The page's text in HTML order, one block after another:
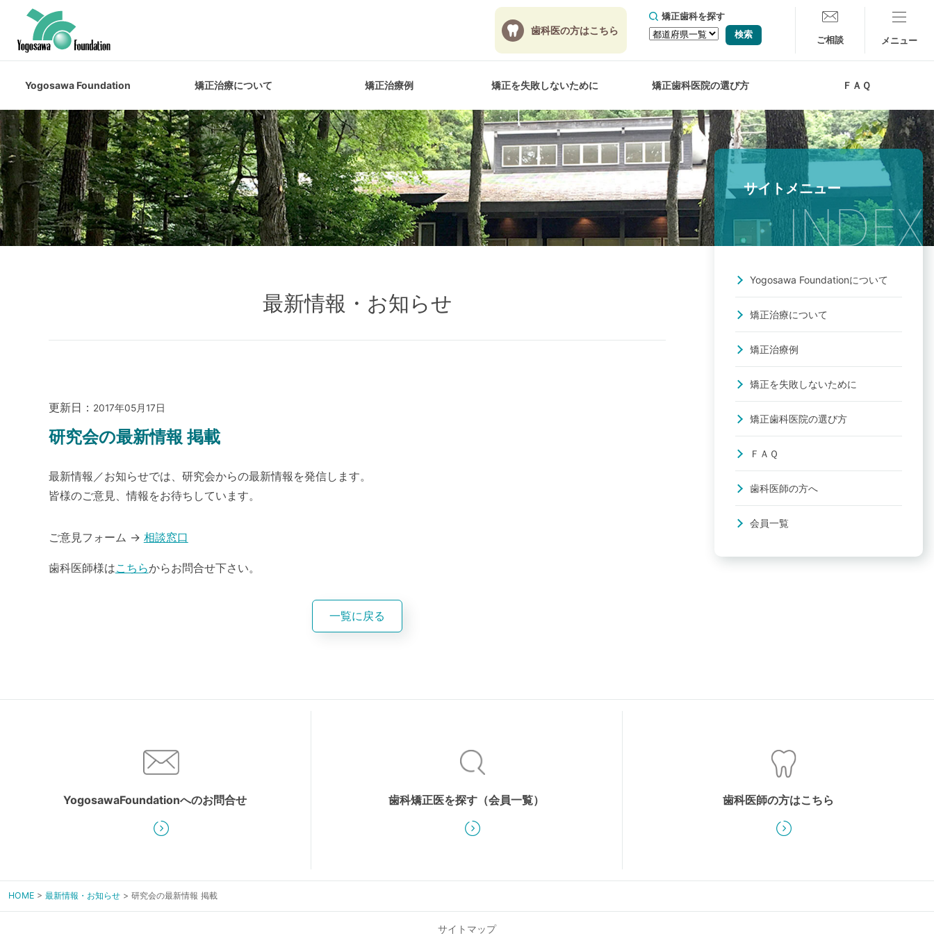
歯科医の方はこちら
矯正歯科を探す
ご相談
Yogosawa Foundation 矯正治療について 矯正治療例 矯正を失敗しないために 矯正歯科医院の選び方 ＦＡＱ
最新情報・お知らせ
更新日： 2017年05月17日
研究会の最新情報 掲載
最新情報／お知らせでは、研究会からの最新情報を発信します。
皆様のご意見、情報をお待ちしています。
ご意見フォーム → 相談窓口
歯科医師様はこちらからお問合せ下さい。
一覧に戻る
サイトメニュー
Yogosawa Foundationについて
矯正治療について
矯正治療例
矯正を失敗しないために
矯正歯科医院の選び方
ＦＡＱ
歯科医師の方へ
会員一覧
YogosawaFoundationへのお問合せ 歯科矯正医を探す （会員一覧） 歯科医師の方はこちら
HOME 最新情報・お知らせ 研究会の最新情報 掲載
サイトマップ